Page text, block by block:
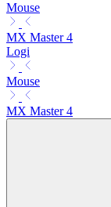
Mouse
MX Master 4
Logi
Mouse
MX Master 4